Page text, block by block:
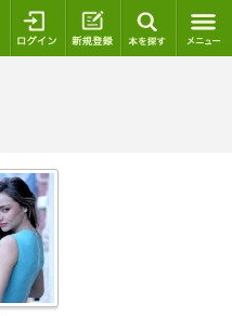
ログイン 新規登録